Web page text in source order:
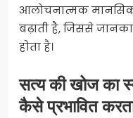
आलोचनात्मक
बढ़ाती है, जिससे
होता है।
सत्य की खोज का
कैसे प्रभावित